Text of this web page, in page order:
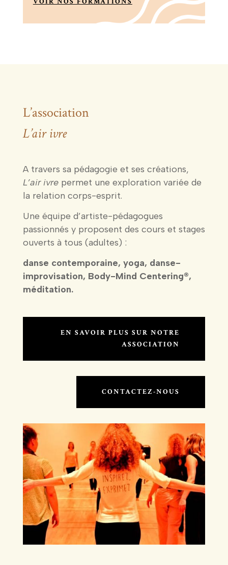
L’association
L’air ivre
A travers sa pédagogie et ses créations,
L’air ivrepermet une exploration variée de
la relation corps-esprit.
Une équipe d’artiste-pédagogues
passionnés y proposent des cours et stages
ouverts à tous (adultes) :
danse contemporaine, yoga, danse-
improvisation, Body-Mind Centering®,
méditation.
EN SAVOIR PLUS SUR NOTRE
ASSOCIATION
CONTACTEZ-NOUS